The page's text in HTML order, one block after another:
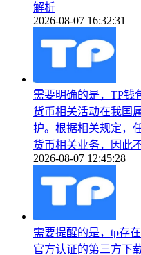
解析
2026-08-07 16:32:31
需要明确的是，TP钱
货币相关活动在我国
护。根据相关规定，
货币相关业务，因此
2026-08-07 12:45:28
需要提醒的是，tp存
官方认证的第三方下